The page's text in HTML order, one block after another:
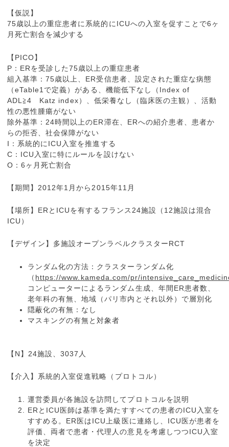
【仮説】
75歳以上の重症患者に系統的にICUへの入室を促すことで6ヶ
月死亡割合を減少する
【PICO】
P：ERを受診した75歳以上の重症患者
組入基準：75歳以上、ER受信患者、設定された重症な病態
（eTable1で定義）がある、機能低下なし（Index of
ADL≧4 Katz index）、低栄養なし（臨床医の主観）、活動
性の悪性腫瘍がない
除外基準：24時間以上のER滞在、ERへの紹介患者、患者か
らの拒否、社会保障がない
I：系統的にICU入室を推進する
C：ICU入室に特にルールを設けない
O：6ヶ月死亡割合
【期間】2012年1月から2015年11月
【場所】ERとICUを有するフランス24施設（12施設は混合
ICU）
【デザイン】多施設オープンラベルクラスターRCT
ランダム化の方法：クラスターランダム化
（ https://www.kameda.com/pr/
コンピューターによるランダム生成、年間ER患者数、
老年科の有無、地域（パリ市内とそれ以外）で層別化
隠蔽化の有無：なし
マスキングの有無と対象者
【N】24施設、3037人
【介入】系統的入室促進戦略（プロトコル）
運営委員が各施設を訪問してプロトコルを説明
ERとICU医師は基準を満たすすべての患者のICU入室を
すすめる。ER医はICU上級医に連絡し、ICU医が患者を
評価、両者で患者・代理人の意見を考慮しつつICU入室
を決定